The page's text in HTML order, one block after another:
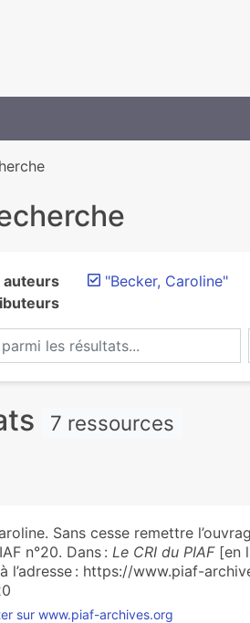
auteurs
"Becker, Caroline"
les résultats...
7 ressources
Sans cesse remettre
n°20. Dans : Le CRI du PIAF[en
l’adresse : https://www.piaf-
sur www.piaf-archives.org